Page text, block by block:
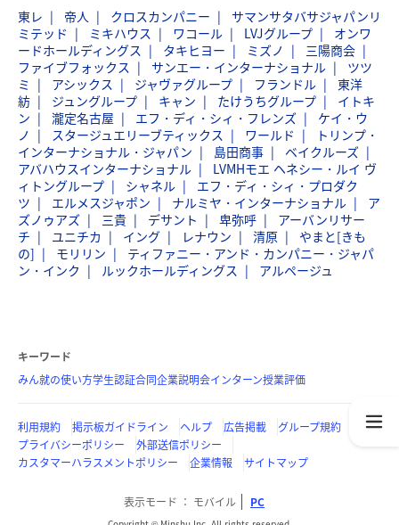
東レ 帝人 クロスカンパニー
サマンサタバサジャパンリ
ミテッド
ミキハウス ワコール LVJグループ
オンワ
ードホールディングス
タキヒヨー ミズノ
三陽商会
ファイブフォックス
サンエー・インターナショナル
ツツ
ミ
アシックス ジャヴァグループ フランドル
東洋
紡
ジュングループ キャン たけうちグループ
イトキ
ン
瀧定名古屋 エフ・ディ・シィ・フレンズ
ケイ・ウ
ノ
スタージュエリーブティックス ワールド
トリンプ・
インターナショナル・ジャパン
島田商事
ベイクルーズ
アバハウスインターナショナル
LVMHモエ ヘネシー・ルイ ヴ
ィトングループ
シャネル
エフ・ディ・シィ・プロダク
ツ
エルメスジャポン ナルミヤ・インターナショナル
ア
ズノゥアズ
三貴 デサント 卑弥呼
アーバンリサー
チ
ユニチカ イング レナウン 清原
やまと[きも
の]
モリリン
ティファニー・アンド・カンパニー・ジャパ
ン・インク
ルックホールディングス アルページュ
キーワード
みん就の使い方学生認証合同企業説明会インターン授業評価
利用規約 掲示板ガイドライン ヘルプ 広告掲載
グループ規約
プライバシーポリシー
外部送信ポリシー
カスタマーハラスメントポリシー
企業情報 サイトマップ
表示モード モバイル PC